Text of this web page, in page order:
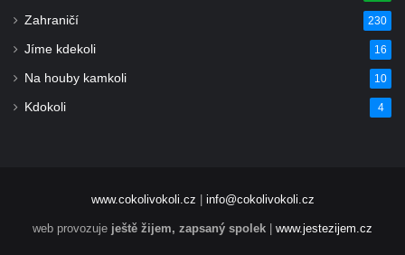
Nemilkově
Kaple svatého Jana Nepomuckého v Lišnici
Zahraničí 230
Jíme kdekoli 16
Na houby kamkoli 10
Kdokoli 4
www.cokolivokoli.cz info@cokolivokoli.cz
web provozuje ještě žijem, zapsaný spolek www.jestezijem.cz